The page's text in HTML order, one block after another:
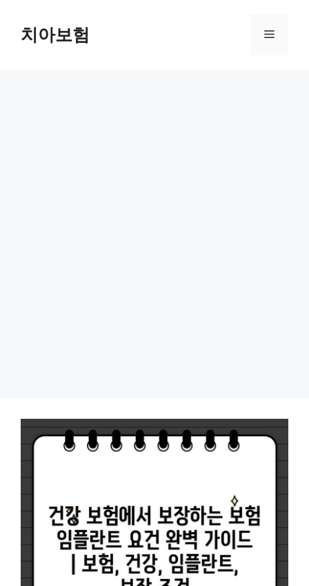
content치아보험 Menu